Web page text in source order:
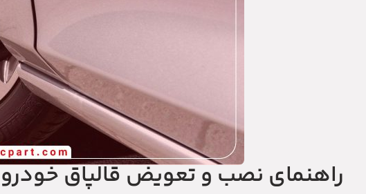
راهنمای نصب و تعویض قالپاق خودرو